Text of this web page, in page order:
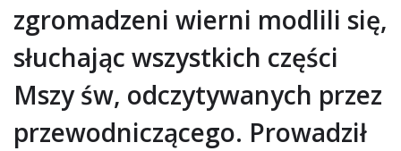
zgromadzeni wierni modlili się,
słuchając wszystkich części
Mszy św, odczytywanych przez
przewodniczącego. Prowadził